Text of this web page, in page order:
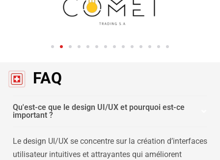
FAQ
Qu'est-ce que le design UI/UX et pourquoi est-ce
important ?
Le design UI/UX se concentre sur la création d’interfaces
utilisateur intuitives et attrayantes qui améliorent